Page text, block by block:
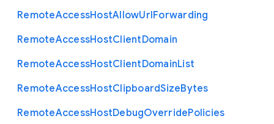
RemoteAccessHostAllowUrlForwarding
RemoteAccessHostClientDomain
RemoteAccessHostClientDomainList
RemoteAccessHostClipboardSizeBytes
RemoteAccessHostDebugOverridePolicies